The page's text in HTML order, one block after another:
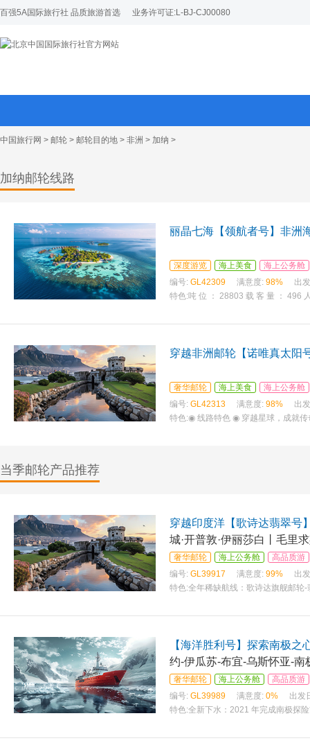
百强5A国际旅行社 品质旅游首选 业务许可证:L-BJ-CJ00080
中国旅行网 > 邮轮 > 邮轮目的地 > 非洲 > 加纳 >
加纳邮轮线路
丽晶七海【领航者号】非洲
深度游览 海上美食
海上公务舱
编号: GL42309 满意度: 98%
出
特色:吨 位 ： 28803 载 客 量 ： 496
穿越非洲邮轮【诺唯真太阳
奢华邮轮 海上美食
海上公务舱
编号: GL42313 满意度: 98%
出
特色:◉ 线路特色 ◉ 穿越星球，成就
当季邮轮产品推荐
穿越印度洋【歌诗达翡翠号
城·开普敦·伊丽莎白丨毛里
比）
奢华邮轮 海上公务舱
高品质游
编号: GL39917 满意度: 99%
出
特色:全年稀缺航线：歌诗达旗舰邮轮
【海洋胜利号】探索南极之
约-伊瓜苏-布宜-乌斯怀亚-南
奢华邮轮 海上公务舱
高品质游
编号: GL39989 满意度: 0%
出发
特色:全新下水：2021 年完成南极探